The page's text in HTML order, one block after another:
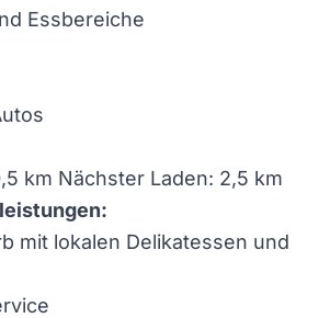
Essbereiche
km Nächster Laden: 2,5 km
mit lokalen Delikatessen und